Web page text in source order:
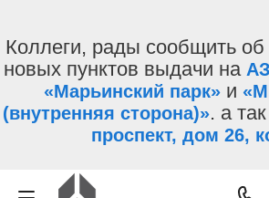
Коллеги, рады сообщить об
новых пунктов выдачи на
«Марьинский парк» и
(внутренняя сторона)». а
проспект, дом 26,